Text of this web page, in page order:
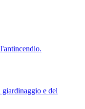
e del